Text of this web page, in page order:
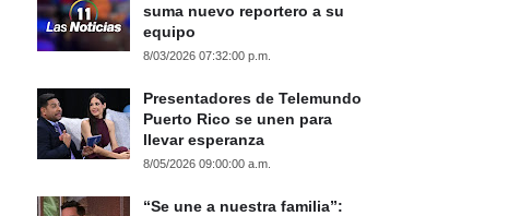
suma nuevo reportero a su
equipo
8/03/2026 07:32:00 p.m.
Presentadores de Telemundo
Puerto Rico se unen para
llevar esperanza
8/05/2026 09:00:00 a.m.
“Se une a nuestra familia”: